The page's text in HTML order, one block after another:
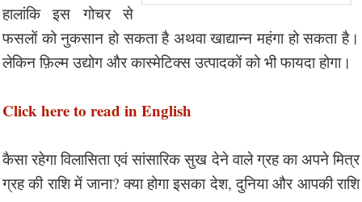
हालांकि इस गोचर से
फसलों को नुकसान हो सकता है अथवा खाद्यान्न महंगा हो सकता है।
लेकिन फ़िल्म उद्योग और कास्मेटिक्स उत्पादकों को भी फायदा होगा।
Click here to read in English
कैसा रहेगा विलासिता एवं सांसारिक सुख देने वाले ग्रह का अपने मित्र
ग्रह की राशि में जाना? क्या होगा इसका देश, दुनिया और आपकी राशि